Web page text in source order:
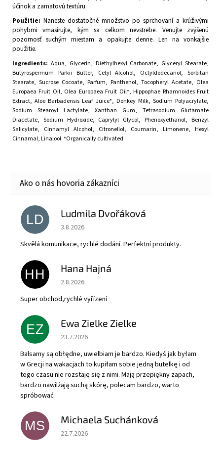
účinok a zamatovú textúru.
Použitie: Naneste dostatočné množstvo po sprchovaní a krúživými
pohybmi vmasírujte, kým sa celkom nevstrebe. Venujte zvýšenú
pozornosť suchým miestam a opakujte denne. Len na vonkajšie
použitie.
Ingredients: Aqua, Glycerin, Diethylhexyl Carbonate, Glyceryl Stearate,
Butyrospermum Parkii Butter, Cetyl Alcohol, Octyldodecanol, Sorbitan
Stearate, Sucrose Cocoate, Parfum, Panthenol, Tocopheryl Acetate, Olea
Europaea Fruit Oil, Olea Europaea Fruit Oil*, Hippophae Rhamnoides Fruit
Extract, Aloe Barbadensis Leaf Juice*, Donkey Milk, Sodium Polyacrylate,
Sodium Stearoyl Lactylate, Xanthan Gum, Tetrasodium Glutamate
Diacetate, Sodium Hydroxide, Caprylyl Glycol, Phenoxyethanol, Benzyl
Salicylate, Cinnamyl Alcohol, Citronellol, Coumarin, Limonene, Hexyl
Cinnamal, Linalool. *Organically cultivated
LD Ludmila Dvořáková
Hodnotenie obchodu je 5 z 5 hviezdičiek.
3.8.2026
Skvělá komunikace, rychlé dodání. Perfektní produkty.
HH Hana Hajná
Hodnotenie obchodu je 5 z 5 hviezdičiek.
2.8.2026
Super obchod,rychlé vyřízení
EZ Ewa Zielke Zielke
Hodnotenie obchodu je 5 z 5 hviezdičiek.
23.7.2026
Balsamy są obłędne, uwielbiam je bardzo. Kiedyś jak byłam
w Grecji na wakacjach to kupiłam sobie jedną butelkę i od
tego czasu nie rozstaję się z nimi. Mają przepiękny zapach,
bardzo nawilżają suchą skórę, polecam bardzo, warto
spróbować
MS Michaela Suchánková
Hodnotenie obchodu je 5 z 5 hviezdičiek.
22.7.2026